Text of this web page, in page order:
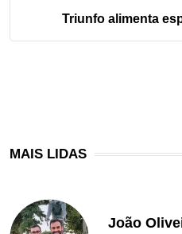
Triunfo alimenta
MAIS LIDAS
João